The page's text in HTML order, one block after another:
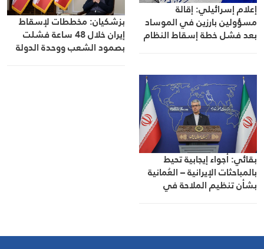
إعلام إسرائيلي: إقالة
مسؤولين بارزين في الموساد
بعد فشل خطة إسقاط النظام
بزشكيان: مخططات لإسقاط
إيران خلال 48 ساعة فشلت
بصمود الشعب ووحدة الدولة
بقائي: أجواء إيجابية تحيط
بالمباحثات الإيرانية – العُمانية
بشأن تنظيم الملاحة في